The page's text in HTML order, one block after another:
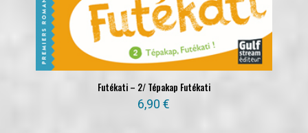
Futékati – 2/ Tépakap Futékati
6,90€